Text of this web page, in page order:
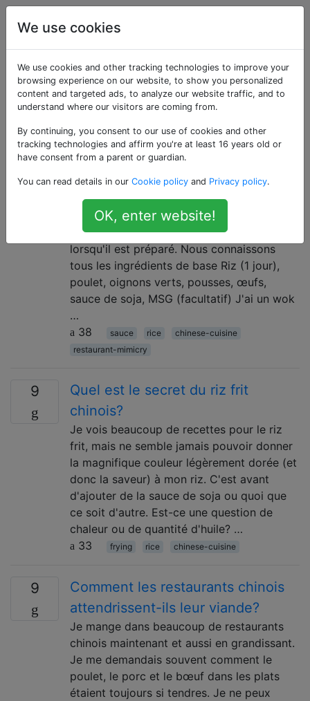
Cuisine
Questions marquées
«chinese-cuisine»
11
Comment les restaurants
préparent-ils du riz frit au poulet?
Quel ingrédient me manque?
Chaque fois que j'essaie de préparer du riz
frit au poulet comme dans les restaurants à
emporter, il n'a jamais le même goût que
lorsqu'il est préparé. Nous connaissons
tous les ingrédients de base Riz (1 jour),
poulet, oignons verts, pousses, œufs,
sauce de soja, MSG (facultatif) J'ai un wok
…
38
sauce rice
chinese-cuisine
restaurant-mimicry
9
Quel est le secret du riz frit
chinois?
Je vois beaucoup de recettes pour le riz
frit, mais ne semble jamais pouvoir donner
la magnifique couleur légèrement dorée (et
donc la saveur) à mon riz. C'est avant
d'ajouter de la sauce de soja ou quoi que
ce soit d'autre. Est-ce une question de
chaleur ou de quantité d'huile? …
33
frying rice chinese-cuisine
9
Comment les restaurants chinois
attendrissent-ils leur viande?
Je mange dans beaucoup de restaurants
chinois maintenant et aussi en grandissant.
Je me demandais souvent comment le
poulet, le porc et le bœuf dans les plats
étaient toujours si tendres. Je ne peux
We use cookies
We use cookies and other tracking technologies to improve your
browsing experience on our website, to show you personalized
content and targeted ads, to analyze our website traffic, and to
understand where our visitors are coming from.
By continuing, you consent to our use of cookies and other
tracking technologies and affirm you're at least 16 years old or
have consent from a parent or guardian.
You can read details in our Cookie policy and Privacy policy.
OK, enter website!